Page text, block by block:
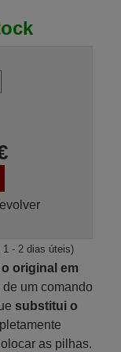
1 - 2 dias úteis)
original em
de um comando
substitui o
as pilhas.